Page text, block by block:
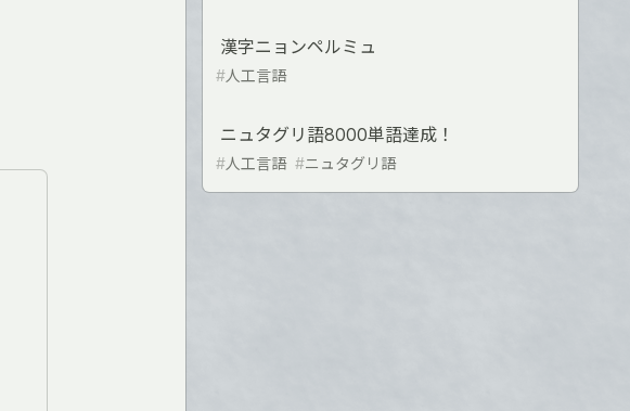
漢字ニョンペルミュ
#人工言語
ニュタグリ語8000単語達成！
#人工言語 #ニュタグリ語